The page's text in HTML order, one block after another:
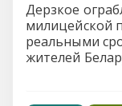
Дерзкое
милицейской
реальными
жителей